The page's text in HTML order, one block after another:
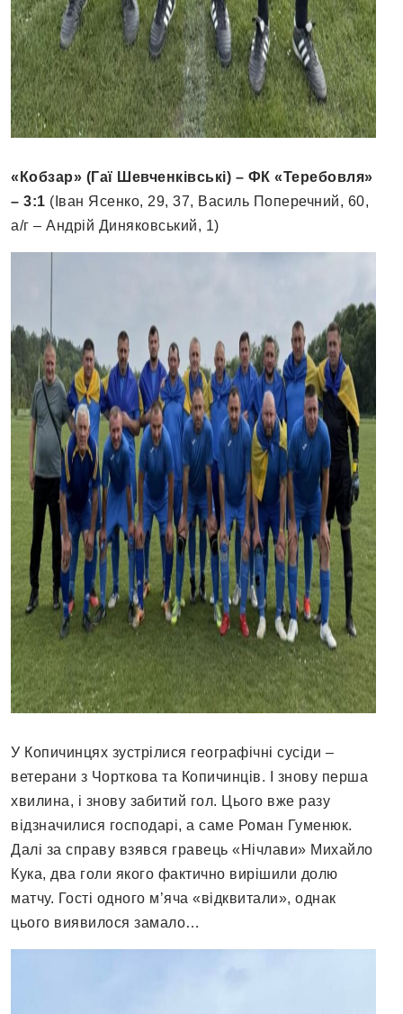
«Кобзар» (Гаї Шевченківські) – ФК «Теребовля»
– 3:1 (Іван Ясенко, 29, 37, Василь Поперечний, 60,
а/г – Андрій Диняковський, 1)
У Копичинцях зустрілися географічні сусіди –
ветерани з Чорткова та Копичинців. І знову перша
хвилина, і знову забитий гол. Цього вже разу
відзначилися господарі, а саме Роман Гуменюк.
Далі за справу взявся гравець «Нічлави» Михайло
Кука, два голи якого фактично вирішили долю
матчу. Гості одного м’яча «відквитали», однак
цього виявилося замало…